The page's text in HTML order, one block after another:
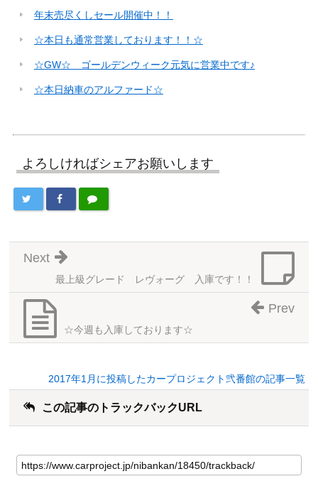
年末売尽くしセール開催中！！
☆本日も通常営業しております！！☆
☆GW☆ ゴールデンウィーク元気に営業中です♪
☆本日納車のアルファード☆
よろしければシェアお願いします
最上級グレード レヴォーグ 入庫です！！
Next
☆今週も入庫しております☆
Prev
2017年1月に投稿したカープロジェクト弐番館の記事一覧
この記事のトラックバックURL